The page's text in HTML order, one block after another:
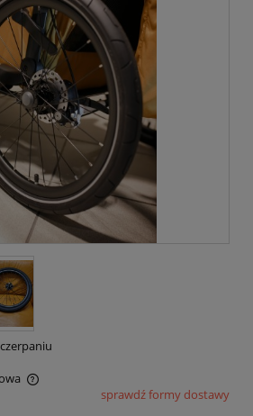
kosztów płatności
sprawdź formy dostawy